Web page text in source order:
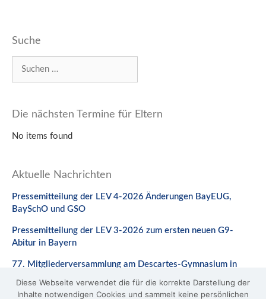
Suche
Die nächsten Termine für Eltern
No items found
Aktuelle Nachrichten
Pressemitteilung der LEV 4-2026 Änderungen BayEUG,
BaySchO und GSO
Pressemitteilung der LEV 3-2026 zum ersten neuen G9-
Abitur in Bayern
77. Mitgliederversammlung am Descartes-Gymnasium in
Diese Webseite verwendet die für die korrekte Darstellung der
Inhalte notwendigen Cookies und sammelt keine persönlichen